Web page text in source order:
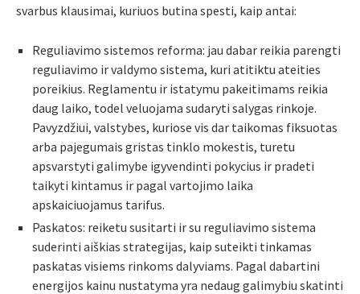
svarbus klausimai, kuriuos butina spesti, kaip antai:
Reguliavimo sistemos reforma: jau dabar reikia parengti
reguliavimo ir valdymo sistema, kuri atitiktu ateities
poreikius. Reglamentu ir istatymu pakeitimams reikia
daug laiko, todel veluojama sudaryti salygas rinkoje.
Pavyzdžiui, valstybes, kuriose vis dar taikomas fiksuotas
arba pajegumais gristas tinklo mokestis, turetu
apsvarstyti galimybe igyvendinti pokycius ir pradeti
taikyti kintamus ir pagal vartojimo laika
apskaiciuojamus tarifus.
Paskatos: reiketu susitarti ir su reguliavimo sistema
suderinti aiškias strategijas, kaip suteikti tinkamas
paskatas visiems rinkoms dalyviams. Pagal dabartini
energijos kainu nustatyma yra nedaug galimybiu skatinti